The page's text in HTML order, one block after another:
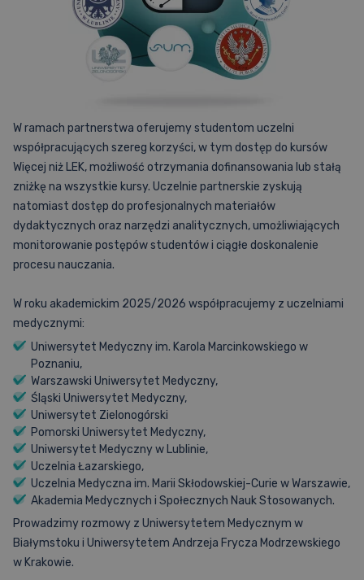
Cennik
Promocje
Nostryfikacja dyplomu
Cennik
Promocje
Sprawdzona metodyka
Wyniki i akredytacje
Pomoc – FAQ
Artykuły
Fiszki
Baza pytań PES
Aplikacja
Materiały dydaktyczne
W ramach partnerstwa oferujemy studentom uczelni
współpracujących szereg korzyści, w tym dostęp do kursów
Więcej niż LEK, możliwość otrzymania dofinansowania lub stałą
zniżkę na wszystkie kursy. Uczelnie partnerskie zyskują
natomiast dostęp do profesjonalnych materiałów
dydaktycznych oraz narzędzi analitycznych, umożliwiających
monitorowanie postępów studentów i ciągłe doskonalenie
procesu nauczania.
W roku akademickim 2025/2026 współpracujemy z uczelniami
medycznymi:
Uniwersytet Medyczny im. Karola Marcinkowskiego w
Poznaniu,
Warszawski Uniwersytet Medyczny,
Śląski Uniwersytet Medyczny,
Uniwersytet Zielonogórski
Pomorski Uniwersytet Medyczny,
Uniwersytet Medyczny w Lublinie,
Uczelnia Łazarskiego,
Uczelnia Medyczna im. Marii Skłodowskiej-Curie w Warszawie,
Akademia Medycznych i Społecznych Nauk Stosowanych.
Prowadzimy rozmowy z Uniwersytetem Medycznym w
Białymstoku i Uniwersytetem Andrzeja Frycza Modrzewskiego
w Krakowie.